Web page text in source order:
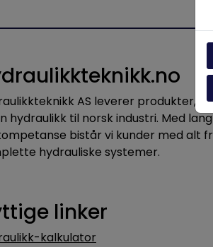
AS leverer produkter,
hydraulikk til norsk industri. Med
bistår vi kunder med alt
hydrauliske systemer.
linker
kalkulator